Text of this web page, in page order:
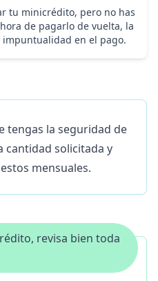
tu minicrédito, pero no has
de pagarlo de vuelta, la
en el pago.
tengas la seguridad de
cantidad solicitada y
mensuales.
revisa bien toda